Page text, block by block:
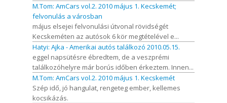
M.Tom: AmCars vol.2. 2010 május 1. Kecskemét;
felvonulás a városban
május elsejei felvonulási útvonal rövidségét
Kecskeméten az autósok 6 kör megtételével e...
Hatyi: Ajka - Amerikai autós találkozó 2010.05.15.
eggel napsütésre ébredtem, de a veszprémi
találkozóhelyre már borús időben érkeztem. Innen...
M.Tom: AmCars vol.2. 2010 május 1. Kecskemét
Szép idő, jó hangulat, rengeteg ember, kellemes
kocsikázás.